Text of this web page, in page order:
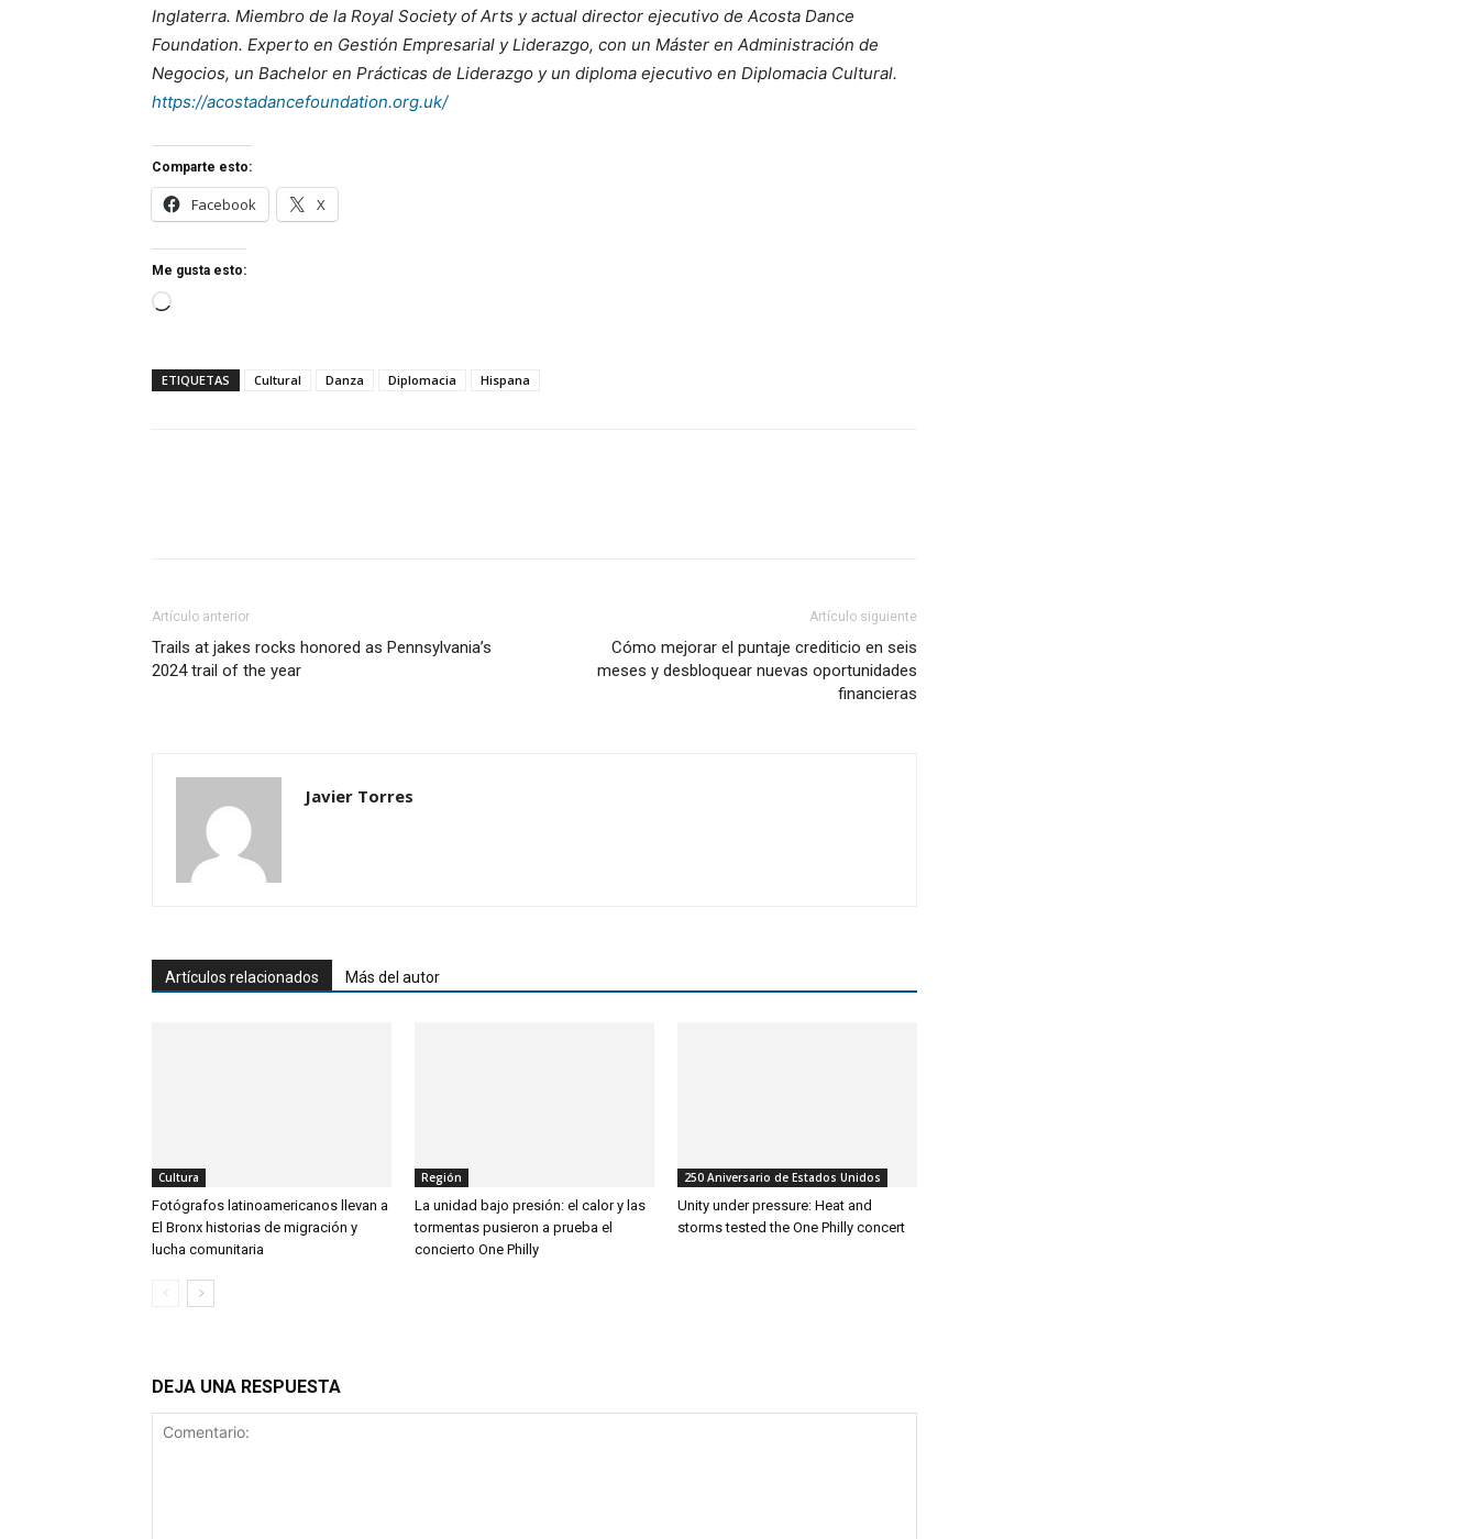
Inglaterra. Miembro de la Royal Society of Arts y actual director ejecutivo de Acosta Dance
Foundation. Experto en Gestión Empresarial y Liderazgo, con un Máster en Administración de
Negocios, un Bachelor en Prácticas de Liderazgo y un diploma ejecutivo en Diplomacia Cultural.
https://acostadancefoundation.org.uk/
Comparte esto:
Facebook X
Me gusta esto:
Cargando...
ETIQUETAS Cultural Danza Diplomacia Hispana
Artículo anterior
Trails at jakes rocks honored as Pennsylvania’s
2024 trail of the year
Artículo siguiente
Cómo mejorar el puntaje crediticio en seis
meses y desbloquear nuevas oportunidades
financieras
Javier Torres
Artículos relacionados Más del autor
Cultura
Fotógrafos latinoamericanos llevan a
El Bronx historias de migración y
lucha comunitaria
Región
La unidad bajo presión: el calor y las
tormentas pusieron a prueba el
concierto One Philly
250 Aniversario de Estados Unidos
Unity under pressure: Heat and
storms tested the One Philly concert
DEJA UNA RESPUESTA